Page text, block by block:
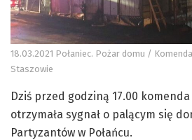
18.03.2021 Połaniec. Pożar domu /
Staszowie
Dziś przed godziną 17.00
otrzymała sygnał o palącym się
Partyzantów w Połańcu.